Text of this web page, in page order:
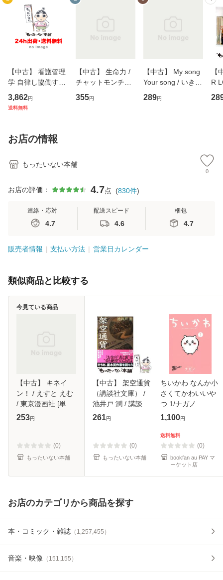
【中古】 看護管理
学 自律し協働する
専門職の看護マネ
ジメントスキル 改
恵 藤本幸三 / 南江
堂 [単行
3,862円
送料無料
【中古】 生命力 /
チャットモンチー /
キューンレコード
[CD]【メール便送
355円
【中古】 My song
Your song / いきも
のがかり / [CD]
【メール便送料無
289円
【
R
産
お店の情報
もったいない本舗
0
お店の評価： 4.7点 (830件)
連絡・応対
4.7
配送スピード
4.6
梱包
4.7
販売者情報 支払い方法 営業日カレンダー
類似商品と比較する
【中古】 キネイ
ン！ / えすと えむ
/ 東京漫画社 [単行
本（ソフトカバ
253円
(0)
もったいない本舗
今見ている商品
【中古】 架空通貨
（講談社文庫） /
池井戸 潤 / 講談社
[文庫]【メール便送
261円
(0)
もったいない本舗
ちいかわ なんか小
さくてかわいいや
つ 1/ナガノ
1,100円
送料無料
(0)
bookfan au PAY マ
ーケット店
お店のカテゴリから商品を探す
本・コミック・雑誌 （ 1,257,455 ）
音楽・映像 （ 151,155 ）